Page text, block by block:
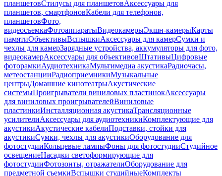
планшетовСтилусы для планшетовАксессуары для
планшетов, смартфоновКабели для телефонов,
планшетовФото,
видеосъемкаФотоаппаратыВидеокамерыЭкшн-камерыКарты
памятиОбъективыВспышкиАксессуары для камерСумки и
чехлы для камерЗарядные устройства, аккумуляторы для фото,
видеокамерАксессуары для объективовШтативыЦифровые
фоторамкиАудиотехникаМультимедиа акустикаРадиочасы,
метеостанцииРадиоприемникиМузыкальные
центрыДомашние кинотеатрыАкустические
системыПроигрыватели виниловых пластинокАксессуары
для виниловых проигрывателейВиниловые
пластинкиИнсталляционная акустикаТрансляционные
усилителиАксессуары для аудиотехникиКомплектующие для
акустикиАкустические кабелиПодставки, стойки для
акустикиСумки, чехлы для акустикиОборудование для
фотостудииКольцевые лампыФоны для фотостудииСтудийное
освещениеНасадки светоформирующие для
фотостудииФотозонты, отражателиОборудование для
предметной съемкиВспышки студийныеКомплекты